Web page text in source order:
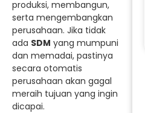
produksi, membangun,
serta mengembangkan
perusahaan. Jika tidak
ada SDM yang mumpuni
dan memadai, pastinya
secara otomatis
perusahaan akan gagal
meraih tujuan yang ingin
dicapai.